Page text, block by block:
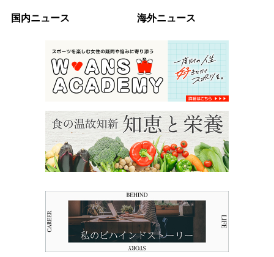
国内ニュース 海外ニュース